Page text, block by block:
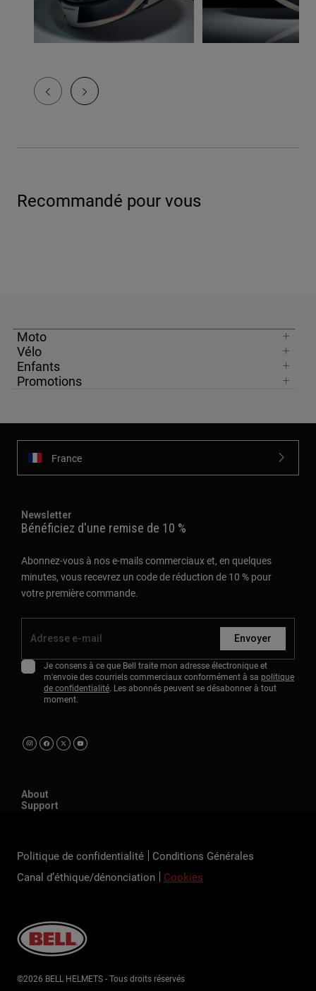
Recommandé pour vous
Moto
Vélo
Enfants
Promotions
France
Newsletter
Bénéficiez d'une remise de 10 %
Abonnez-vous à nos e-mails commerciaux et, en quelques
minutes, vous recevrez un code de réduction de 10 % pour
votre première commande.
Envoyer
Je consens à ce que Bell traite mon adresse électronique et
m'envoie des courriels commerciaux conformément à sa politique
de confidentialité. Les abonnés peuvent se désabonner à tout
moment.
About
Support
Politique de confidentialité
Conditions Générales
Canal d’éthique/dénonciation
Cookies
©2026 BELL HELMETS - Tous droits réservés